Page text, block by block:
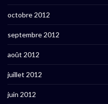
octobre 2012
septembre 2012
août 2012
juillet 2012
juin 2012